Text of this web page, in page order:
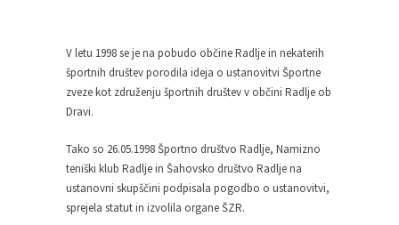
Športna zveza Radlje ob Dravi vabi vse člane in...
Bowling liga bajta 2025/26
ligi...
Mini olimpijada 2025
Športna zveza Radlje ob Dravi, je v sodelovanju
z...
V letu 1998 se je na pobudo občine Radlje in nekaterih
športnih društev porodila ideja o ustanovitvi Športne
zveze kot združenju športnih društev v občini Radlje ob
Dravi.
Tako so 26.05.1998 Športno društvo Radlje, Namizno
teniški klub Radlje in Šahovsko društvo Radlje na
ustanovni skupščini podpisala pogodbo o ustanovitvi,
sprejela statut in izvolila organe ŠZR.